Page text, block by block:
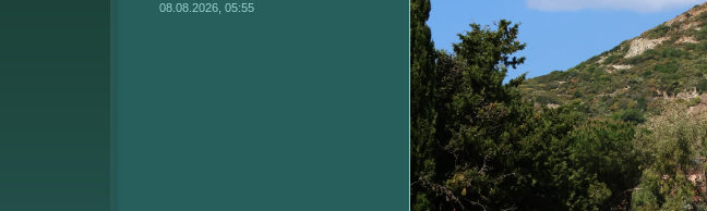
08.08.2026, 05:55